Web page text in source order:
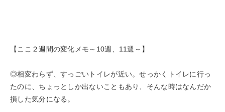
【ここ２週間の変化メモ～10週、11週～】
◎相変わらず、すっごいトイレが近い。せっかくトイレに行っ
たのに、ちょっとしか出ないこともあり、そんな時はなんだか
損した気分になる。